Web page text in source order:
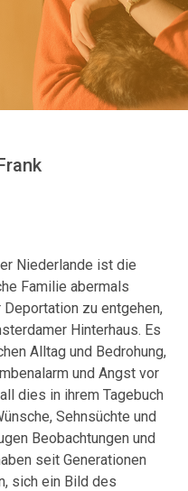
Niederlande ist die
Familie abermals
zu entgehen,
Hinterhaus. Es
Alltag und Bedrohung,
und Angst vor
dies in ihrem Tagebuch
Sehnsüchte und
Beobachtungen und
seit Generationen
sich ein Bild des